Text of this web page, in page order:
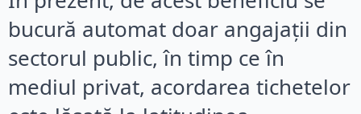
bucură automat doar angajații din
sectorul public, în timp ce în
mediul privat, acordarea tichetelor